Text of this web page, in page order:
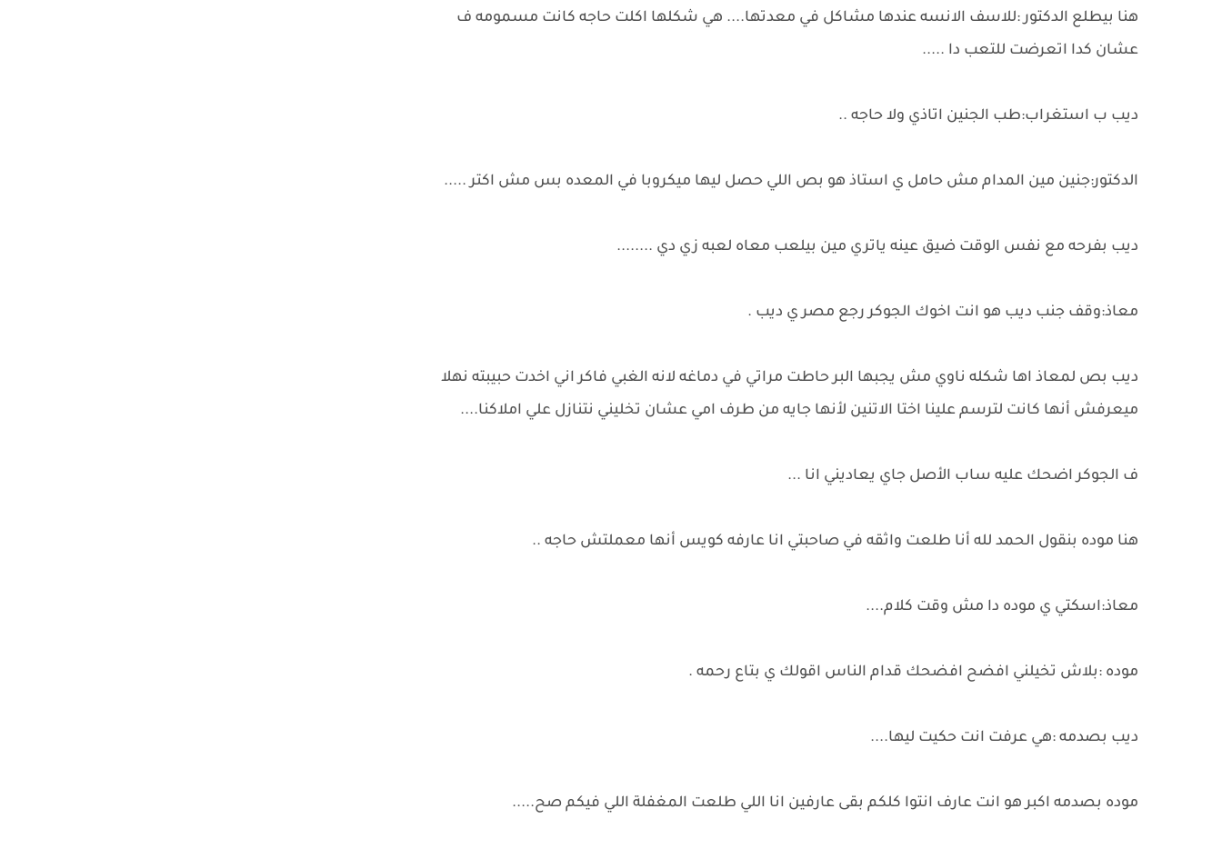
هنا بيطلع الدكتور :للاسف الانسه عندها مشاكل في معدتها.... هي شكلها اكلت حاجه كانت مسمومه ف
عشان كدا اتعرضت للتعب دا .....
ديب ب استغراب:طب الجنين اتاذي ولا حاجه ..
الدكتور:جنين مين المدام مش حامل ي استاذ هو بص اللي حصل ليها ميكروبا في المعده بس مش اكتر .....
ديب بفرحه مع نفس الوقت ضيق عينه ياتري مين بيلعب معاه لعبه زي دي ........
معاذ:وقف جنب ديب هو انت اخوك الجوكر رجع مصر ي ديب .
ديب بص لمعاذ اها شكله ناوي مش يجبها البر حاطت مراتي في دماغه لانه الغبي فاكر اني اخدت حبيبته نهلا
ميعرفش أنها كانت لترسم علينا اختا الاتنين لأنها جايه من طرف امي عشان تخليني نتنازل علي املاكنا....
ف الجوكر اضحك عليه ساب الأصل جاي يعاديني انا ...
هنا موده بنقول الحمد لله أنا طلعت واثقه في صاحبتي انا عارفه كويس أنها معملتش حاجه ..
معاذ:اسكتي ي موده دا مش وقت كلام....
موده :بلاش تخيلني افضح افضحك قدام الناس اقولك ي بتاع رحمه .
ديب بصدمه :هي عرفت انت حكيت ليها....
موده بصدمه اكبر هو انت عارف انتوا كلكم بقى عارفين انا اللي طلعت المغفلة اللي فيكم صح.....